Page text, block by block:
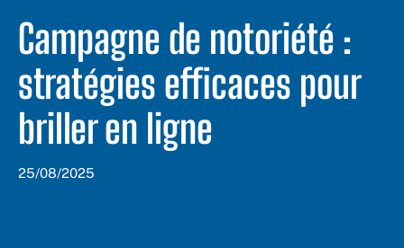
Campagne de notoriété :
stratégies efficaces pour
briller en ligne
25/08/2025